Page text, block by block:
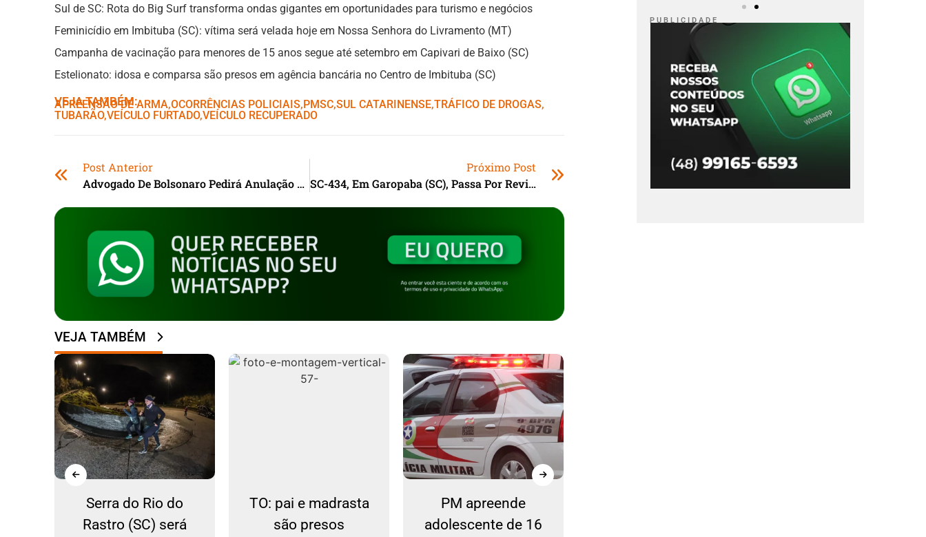
Sul de SC: Rota do Big Surf transforma ondas gigantes em oportunidades para turismo e negócios
Feminicídio em Imbituba (SC): vítima será velada hoje em Nossa Senhora do Livramento (MT)
Campanha de vacinação para menores de 15 anos segue até setembro em Capivari de Baixo (SC)
Estelionato: idosa e comparsa são presos em agência bancária no Centro de Imbituba (SC)
VEJA TAMBÉM:
APREENSÃO DE ARMA,ㅤOCORRÊNCIAS POLICIAIS,ㅤPMSC,ㅤSUL CATARINENSE,ㅤTRÁFICO DE DROGAS,ㅤ
TUBARÃO,ㅤVEÍCULO FURTADO,ㅤVEÍCULO RECUPERADO
Post Anterior
Advogado De Bolsonaro Pedirá Anulação Da Delação De Cid
Próximo Post
SC-434, Em Garopaba (SC), Passa Por Revitalização Da Iluminação Pública
VEJA TAMBÉM
Serra do Rio do
Rastro (SC) será
TO: pai e madrasta
são presos
PM apreende
adolescente de 16
P U B L I C I D A D E